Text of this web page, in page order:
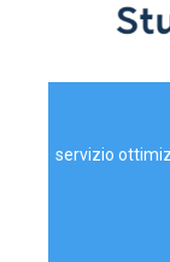
servizio